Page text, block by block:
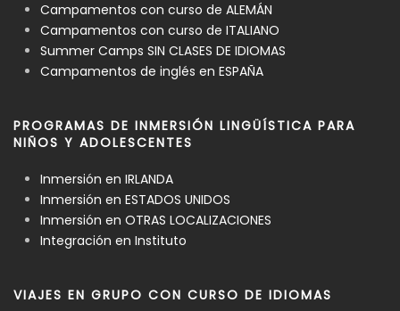
Campamentos con curso de ALEMÁN
Campamentos con curso de ITALIANO
Summer Camps SIN CLASES DE IDIOMAS
Campamentos de inglés en ESPAÑA
PROGRAMAS DE INMERSIÓN LINGÜÍSTICA PARA
NIÑOS Y ADOLESCENTES
Inmersión en IRLANDA
Inmersión en ESTADOS UNIDOS
Inmersión en OTRAS LOCALIZACIONES
Integración en Instituto
VIAJES EN GRUPO CON CURSO DE IDIOMAS